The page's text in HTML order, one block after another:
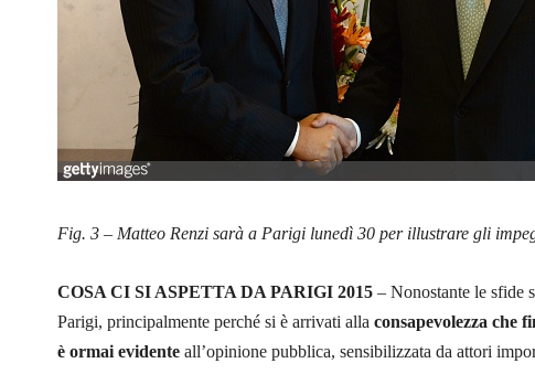
Fig. 3 – Matteo Renzi sarà a Parigi lunedì 30 per illustrare gli
COSA CI SI ASPETTA DA PARIGI 2015 – Nonostante le sfide
Parigi, principalmente perché si è arrivati alla consapevolezza che
è ormai evidente all’opinione pubblica, sensibilizzata da attori